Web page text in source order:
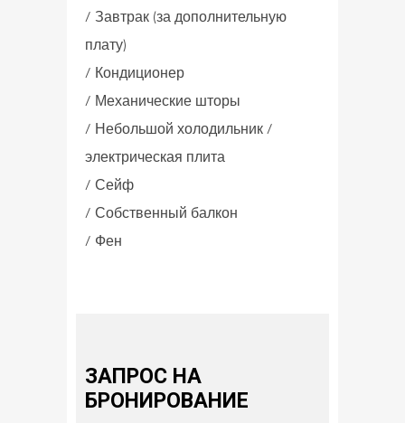
Завтрак (за дополнительную
плату)
Кондиционер
Механические шторы
Небольшой холодильник /
электрическая плита
Сейф
Собственный балкон
Фен
ЗАПРОС НА
БРОНИРОВАНИЕ